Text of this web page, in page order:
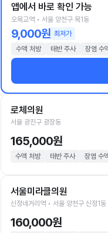
앱에서 바로 확인 가능
오목교역 • 서울 양천구 목1동
9,000원 최저가
수액 처방
태반 주사 장염 수
로체의원
서울 광진구 광장동
165,000원
수액 처방 태반 주사 장염 수
서울미라클의원
신정네거리역 • 서울 양천구 신정1동
160,000원